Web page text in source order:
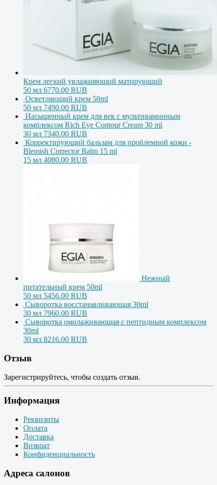
Крем легкий увлажняющий матирующий
50 мл 6770.00 RUB
Осветляющий крем 50ml
50 мл 7490.00 RUB
Насыщенный крем для век с мультиваминным
комплексом Rich Eye Contour Cream 30 ml
30 мл 7340.00 RUB
Корректирующий бальзам для проблемной кожи -
Blemish Corrector Balm 15 ml
15 мл 4080.00 RUB
Нежный
питательный крем 50ml
50 мл 5456.00 RUB
Сыворотка восстанавливающая 30ml
30 мл 7960.00 RUB
Сыворотка омолаживающая с пептидным комплексом
30ml
30 мл 8216.00 RUB
Отзыв
Зарегистрируйтесь, чтобы создать отзыв.
Информация
Реквизиты
Оплата
Доставка
Возврат
Конфиденциальность
Адреса салонов